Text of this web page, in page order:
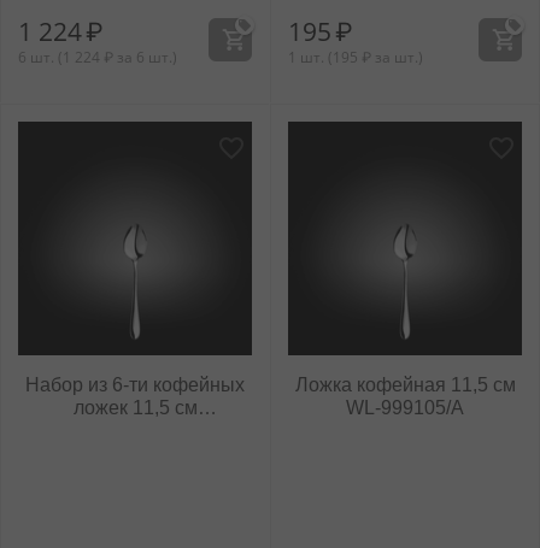
1 224₽
6 шт. ( 1 224 ₽ за 6 шт.)
195₽
1 шт. ( 195 ₽ за шт.)
Набор из 6-ти кофейных
ложек 11,5 см
Ложка кофейная 11,5 см
WL‑999105/A